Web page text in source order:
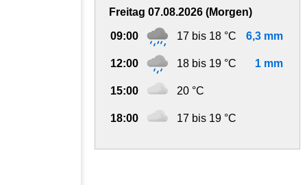
Freitag 07.08.2026 (Morgen)
09:00 17 bis 18 °C 6,3 mm
12:00 18 bis 19 °C 1 mm
15:00 20 °C
18:00 17 bis 19 °C